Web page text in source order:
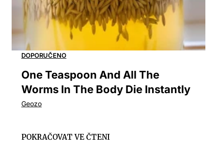
One Teaspoon And All The
Worms In The Body Die Instantly